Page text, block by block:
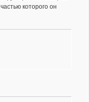
которого он